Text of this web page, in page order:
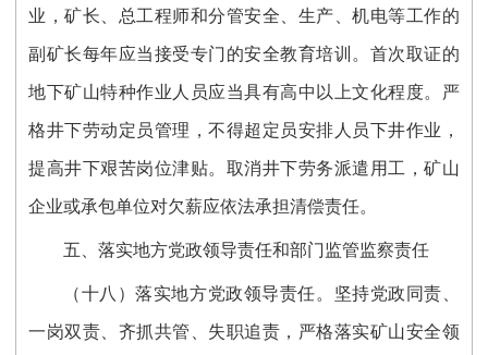
业，矿长、总工程师和分管安全、生产、机电等工作的
副矿长每年应当接受专门的安全教育培训。首次取证的
地下矿山特种作业人员应当具有高中以上文化程度。严
格井下劳动定员管理，不得超定员安排人员下井作业，
提高井下艰苦岗位津贴。取消井下劳务派遣用工，矿山
企业或承包单位对欠薪应依法承担清偿责任。
五、落实地方党政领导责任和部门监管监察责任
（十八）落实地方党政领导责任。坚持党政同责、
一岗双责、齐抓共管、失职追责，严格落实矿山安全领